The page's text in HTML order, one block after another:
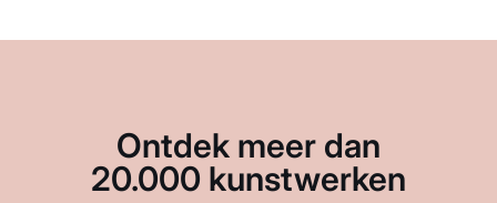
Ontdek meer dan
20.000 kunstwerken